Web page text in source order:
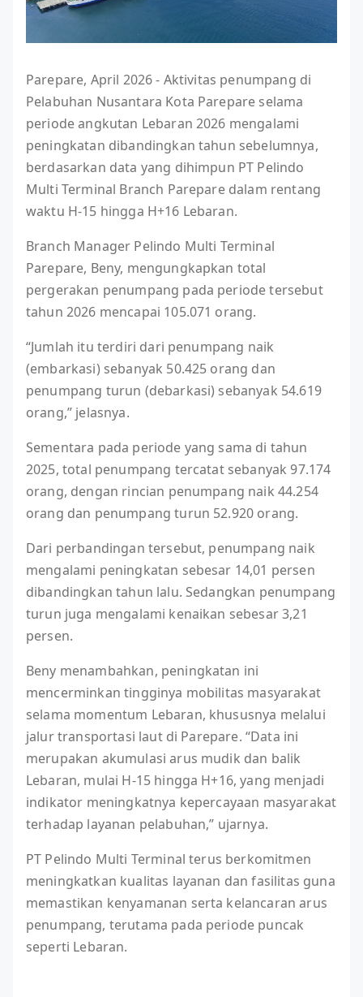
Parepare, April 2026 - Aktivitas penumpang di
Pelabuhan Nusantara Kota Parepare selama
periode angkutan Lebaran 2026 mengalami
peningkatan dibandingkan tahun sebelumnya,
berdasarkan data yang dihimpun PT Pelindo
Multi Terminal Branch Parepare dalam rentang
waktu H-15 hingga H+16 Lebaran.
Branch Manager Pelindo Multi Terminal
Parepare, Beny, mengungkapkan total
pergerakan penumpang pada periode tersebut
tahun 2026 mencapai 105.071 orang.
“Jumlah itu terdiri dari penumpang naik
(embarkasi) sebanyak 50.425 orang dan
penumpang turun (debarkasi) sebanyak 54.619
orang,” jelasnya.
Sementara pada periode yang sama di tahun
2025, total penumpang tercatat sebanyak 97.174
orang, dengan rincian penumpang naik 44.254
orang dan penumpang turun 52.920 orang.
Dari perbandingan tersebut, penumpang naik
mengalami peningkatan sebesar 14,01 persen
dibandingkan tahun lalu. Sedangkan penumpang
turun juga mengalami kenaikan sebesar 3,21
persen.
Beny menambahkan, peningkatan ini
mencerminkan tingginya mobilitas masyarakat
selama momentum Lebaran, khususnya melalui
jalur transportasi laut di Parepare. “Data ini
merupakan akumulasi arus mudik dan balik
Lebaran, mulai H-15 hingga H+16, yang menjadi
indikator meningkatnya kepercayaan masyarakat
terhadap layanan pelabuhan,” ujarnya.
PT Pelindo Multi Terminal terus berkomitmen
meningkatkan kualitas layanan dan fasilitas guna
memastikan kenyamanan serta kelancaran arus
penumpang, terutama pada periode puncak
seperti Lebaran.